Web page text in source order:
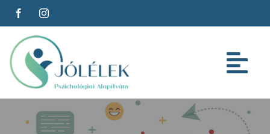
Kihagyás
Az alapítványról